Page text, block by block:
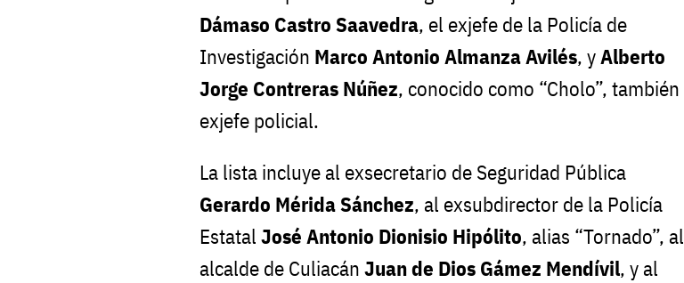
Dámaso Castro Saavedra, el exjefe de la Policía de
Investigación Marco Antonio Almanza Avilés, yAlberto
Jorge Contreras Núñez, conocido como “Cholo”, también
exjefe policial.
La lista incluye al exsecretario de Seguridad Pública
Gerardo Mérida Sánchez, al exsubdirector de la Policía
Estatal José Antonio Dionisio Hipólito, alias “Tornado”, al
alcalde de Culiacán Juan de Dios Gámez Mendívil, y al